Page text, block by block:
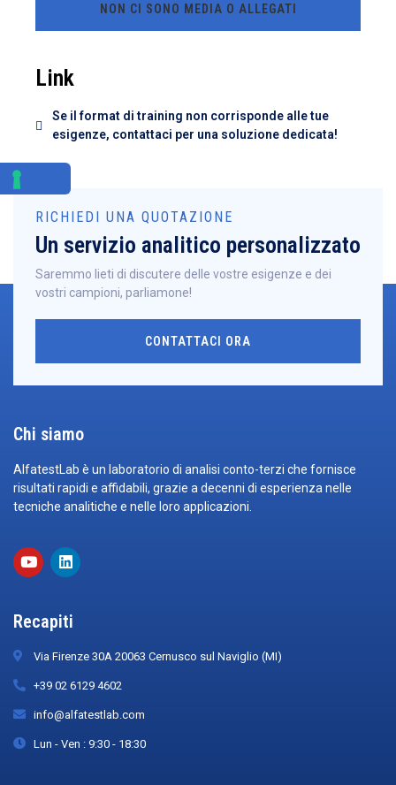
NON CI SONO MEDIA O ALLEGATI
Link
Se il format di training non corrisponde alle tue
esigenze, contattaci per una soluzione dedicata!
RICHIEDI UNA QUOTAZIONE
Un servizio analitico personalizzato
Saremmo lieti di discutere delle vostre esigenze e dei
vostri campioni, parliamone!
CONTATTACI ORA
Chi siamo
AlfatestLab è un laboratorio di analisi conto-terzi che fornisce
risultati rapidi e affidabili, grazie a decenni di esperienza nelle
tecniche analitiche e nelle loro applicazioni.
Recapiti
Via Firenze 30A 20063 Cernusco sul Naviglio (MI)
+39 02 6129 4602
info@alfatestlab.com
Lun - Ven : 9:30 - 18:30